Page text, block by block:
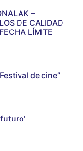
–
DE CALIDAD
LÍMITE
de cine”